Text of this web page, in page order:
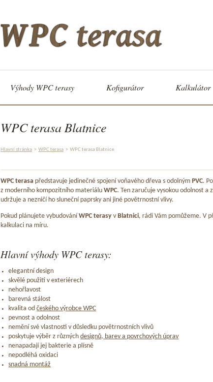
Výhody WPC terasy Kofigurátor Kalkulátor
WPC terasa Blatnice
Hlavní stránka > WPC terasa > WPC terasa Blatnice
WPC terasa představuje jedinečné spojení voňavého dřeva s odolným PVC.
z moderního kompozitního materiálu WPC. Ten zaručuje vysokou odolnost a
udržuje a nezničí ho sluneční paprsky ani jiné povětrnostní vlivy.
Pokud plánujete vybudování WPC terasy v Blatnici, rádi Vám pomůžeme. V
kalkulaci na míru.
Hlavní výhody WPC terasy:
elegantní design
skvělé použití v exteriérech
nehořlavost
barevná stálost
kvalita odčeského výrobce WPC
pevnost a odolnost
nemění své vlastnosti v důsledku povětrnostních vlivů
poskytuje výběr z různýchdesignů, barev a povrchových úprav
nenapadají jej bakterie a plísně
nepodléhá oxidaci
snadná montáž